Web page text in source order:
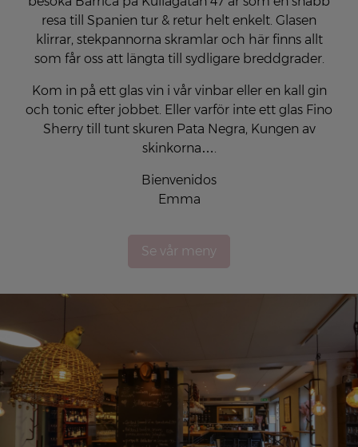
resa till Spanien tur & retur helt enkelt. Glasen
klirrar, stekpannorna skramlar och här finns allt
som får oss att längta till sydligare breddgrader.
Kom in på ett glas vin i vår vinbar eller en kall gin
och tonic efter jobbet. Eller varför inte ett glas Fino
Sherry till tunt skuren Pata Negra, Kungen av
skinkorna….
Bienvenidos
Emma
Se vår meny